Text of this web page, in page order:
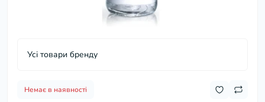
Усі товари бренду
Немає в наявності